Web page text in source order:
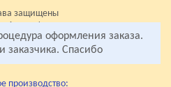
оформления заказа.
заказчика. Спасибо
защищены
на заказ
производство: